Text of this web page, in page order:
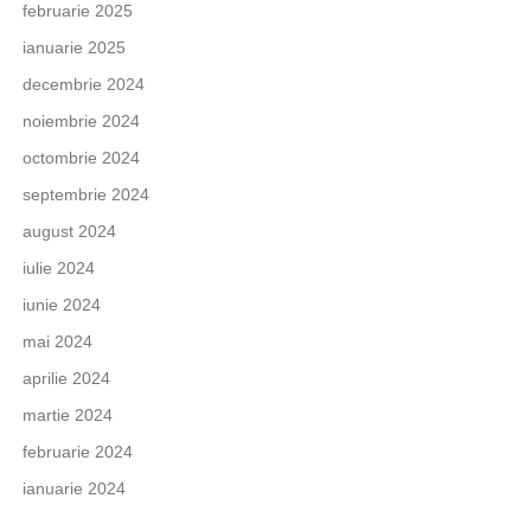
februarie 2025
ianuarie 2025
decembrie 2024
noiembrie 2024
octombrie 2024
septembrie 2024
august 2024
iulie 2024
iunie 2024
mai 2024
aprilie 2024
martie 2024
februarie 2024
ianuarie 2024